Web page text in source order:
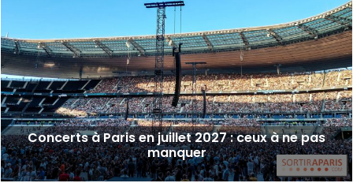
Concerts à Paris en juillet 2027 : ceux à ne pas
manquer